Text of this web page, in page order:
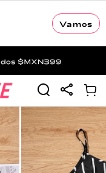
Vamos